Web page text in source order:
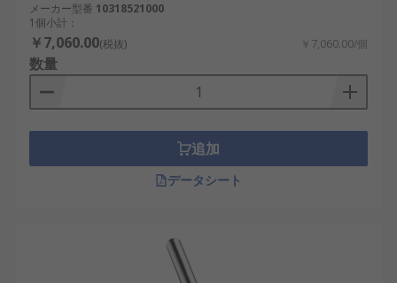
メーカー型番 10318521000
1個小計：
￥7,060.00(税抜) ￥7,060.00/個
数量
追加
データシート